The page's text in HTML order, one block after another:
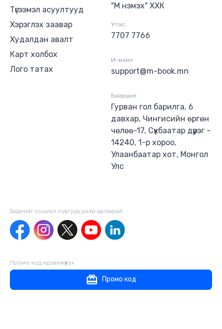
Түгээмэл асуултууд
Хэрэглэх заавар
Худалдан авалт
Карт холбох
Лого татах
"М нэмэх" ХХК
Утас:
7707 7766
И-мэйл:
support@m-book.mn
Байршил:
Гурван гол барилга, 6
давхар, Чингисийн өргөн
чөлөө-17, Сүхбаатар дүүрэг -
14240, 1-р хороо,
Улаанбаатар хот, Монгол
Улс
Биднийг сошиал сувгууд дээр дагаaрай
Промо код идэвхжүүлэх
Промо код